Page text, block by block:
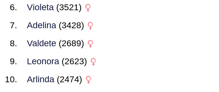
Violeta (3521)
Adelina (3428)
Valdete (2689)
Leonora (2623)
Arlinda (2474)